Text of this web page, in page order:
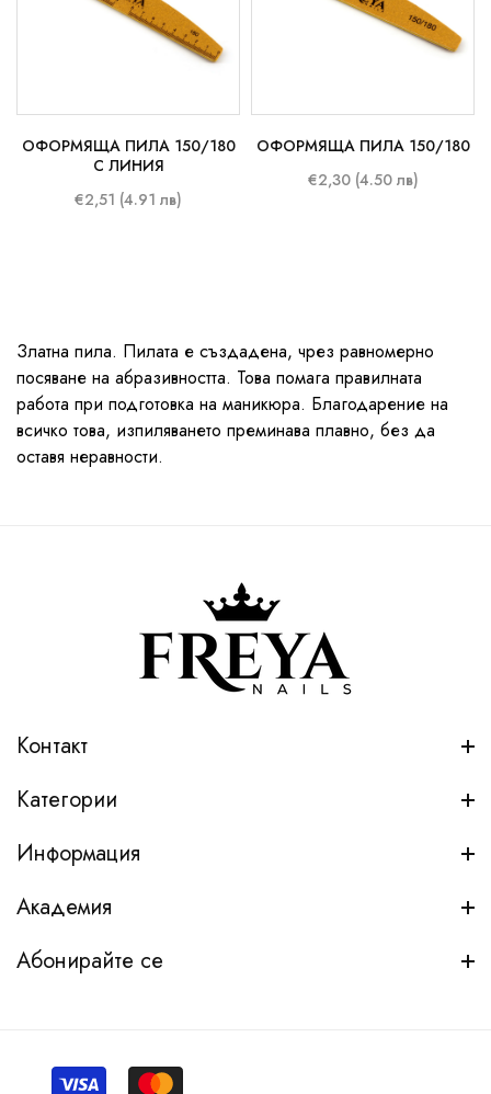
ОФОРМЯЩА ПИЛА 150/180
С ЛИНИЯ
€2,51 (4.91 лв)
ОФОРМЯЩА ПИЛА 150/180
€2,30 (4.50 лв)
Златна пила. Пилата е създадена, чрез равномерно
посяване на абразивността. Това помага правилната
работа при подготовка на маникюра. Благодарение на
всичко това, изпиляването преминава плавно, без да
оставя неравности.
Контакт
Категории
Информация
Академия
Абонирайте се